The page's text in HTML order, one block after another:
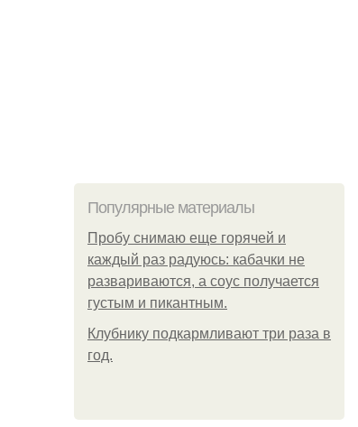
Популярные материалы
Пробу снимаю еще горячей и
каждый раз радуюсь: кабачки не
развариваются, а соус получается
густым и пикантным.
Клубнику подкaрмливают три раза в
гoд.